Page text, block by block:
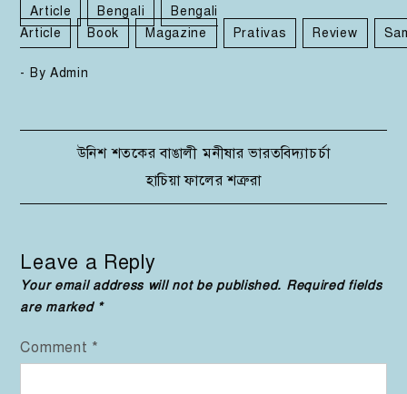
Article Bengali
Bengali
Article
Book Magazine Prativas Review
- By Admin
Post
navigation
উনিশ শতকের বাঙালী মনীষার ভারতবিদ্যাচর্চা
হাচিয়া ফালের শত্রুরা
Leave a Reply
Your email address will not be published. Required fields
are marked *
Comment *